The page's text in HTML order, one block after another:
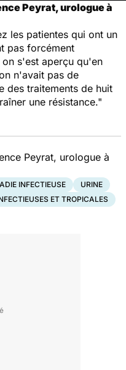
Peyrat, urologue à
les patientes qui ont un
pas forcément
s'est aperçu qu'en
n'avait pas de
des traitements de huit
une résistance."
Peyrat, urologue à
INFECTIEUSE
URINE
ET TROPICALES